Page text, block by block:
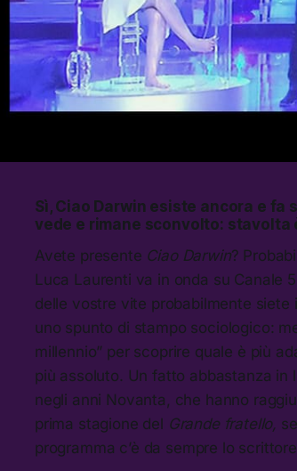
Sì, Ciao Darwin esiste ancora e fa
vede e rimane sconvolto: stavolta
Avete presente Ciao Darwin?
Luca Laurenti va in onda su Canale
delle vostre vite probabilmente
uno spunto di stampo sociologico:
millennio” per scoprire quale è più
più assoluto. Un fatto abbastanza
negli anni Novanta, che hanno
prima stagione del Grande fratello,
programma c’è da sempre lo